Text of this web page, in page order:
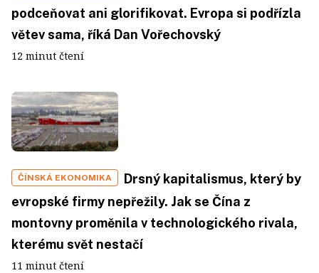
podceňovat ani glorifikovat. Evropa si podřízla
větev sama, říká Dan Vořechovský
12 minut čtení
ČÍNSKÁ EKONOMIKA
Drsný kapitalismus, který by
evropské firmy nepřežily. Jak se Čína z
montovny proměnila v technologického rivala,
kterému svět nestačí
11 minut čtení